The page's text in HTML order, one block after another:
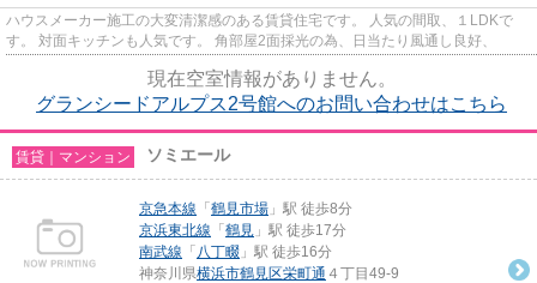
ハウスメーカー施工の大変清潔感のある賃貸住宅です。 人気の間取、１LDKで
す。 対面キッチンも人気です。 角部屋2面採光の為、日当たり風通し良好、
現在空室情報がありません。
グランシードアルプス2号館へのお問い合わせはこちら
賃貸｜マンション ソミエール
京急本線 「 鶴見市場 」駅 徒歩8分
京浜東北線 「 鶴見 」駅 徒歩17分
南武線 「 八丁畷 」駅 徒歩16分
神奈川県横浜市鶴見区栄町通 ４丁目49-9